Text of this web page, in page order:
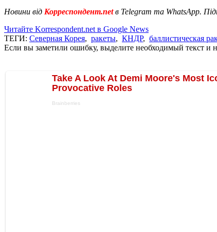
Новини від Корреспондент.netв Telegram та WhatsApp.
Читайте Korrespondent.net в Google News
ТЕГИ: Северная Корея, ракеты, КНДР, баллистическая
Если вы заметили ошибку, выделите необходимый текст и